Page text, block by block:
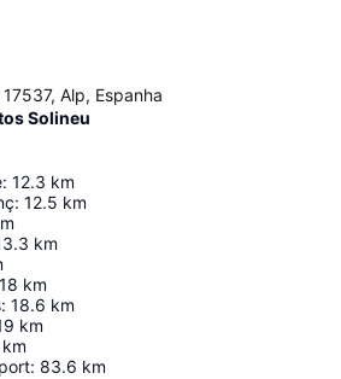
Alp, Espanha
Solineu
: 12.3 km
: 12.5 km
km
18 km
: 18.6 km
km
km
: 83.6 km